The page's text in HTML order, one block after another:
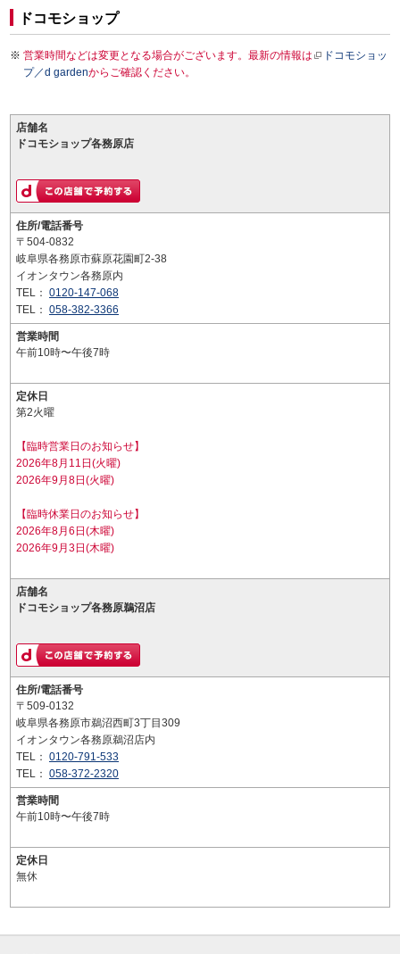
ドコモショップ
営業時間などは変更となる場合がございます。最新の情報は
ドコモショッ
プ／d gardenからご確認ください。
店舗名
ドコモショップ各務原店
住所/電話番号
〒504-0832
岐阜県各務原市蘇原花園町2-38
イオンタウン各務原内
TEL： 0120-147-068
TEL： 058-382-3366
営業時間
午前10時〜午後7時
定休日
第2火曜
【臨時営業日のお知らせ】
2026年8月11日(火曜)
2026年9月8日(火曜)
【臨時休業日のお知らせ】
2026年8月6日(木曜)
2026年9月3日(木曜)
店舗名
ドコモショップ各務原鵜沼店
住所/電話番号
〒509-0132
岐阜県各務原市鵜沼西町3丁目309
イオンタウン各務原鵜沼店内
TEL： 0120-791-533
TEL： 058-372-2320
営業時間
午前10時〜午後7時
定休日
無休